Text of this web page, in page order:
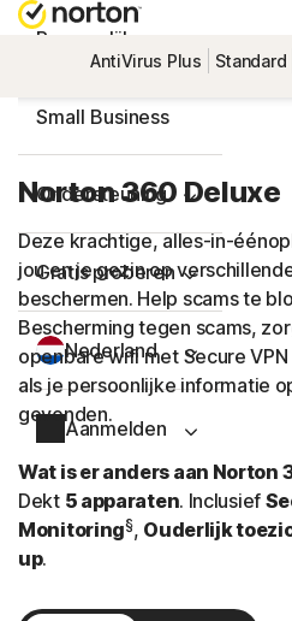
Persoonlijk
Small Business
Ondersteuning
Gratis proberen
Nederland
Aanmelden
AntiVirus Plus Standard
Norton 360 Deluxe
Deze krachtige, alles-in-
jou en je gezin op
beschermen. Help scams te
Bescherming tegen scams,
openbare wifi met Secure
als je persoonlijke informatie
gevonden.
Wat is er anders aan Norton
Dekt 5 apparaten. Inclusief
Monitoring§, Ouderlijk
up.